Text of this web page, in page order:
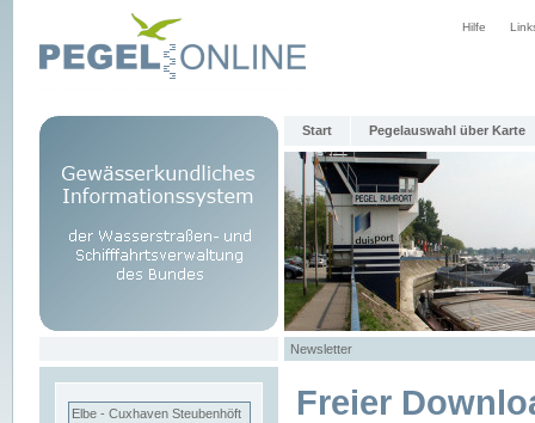
Hilfe
Start Pegelauswahl über Karte
Newsletter
Elbe - Cuxhaven Steubenhöft Freier